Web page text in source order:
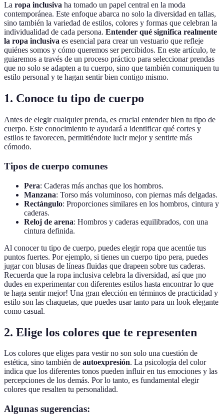
La ropa inclusiva ha tomado un papel central en la moda
contemporánea. Este enfoque abarca no solo la diversidad en tallas,
sino también la variedad de estilos, colores y formas que celebran la
individualidad de cada persona. Entender qué significa realmente
la ropa inclusiva es esencial para crear un vestuario que refleje
quiénes somos y cómo queremos ser percibidos. En este artículo, te
guiaremos a través de un proceso práctico para seleccionar prendas
que no solo se adapten a tu cuerpo, sino que también comuniquen tu
estilo personal y te hagan sentir bien contigo mismo.
1. Conoce tu tipo de cuerpo
Antes de elegir cualquier prenda, es crucial entender bien tu tipo de
cuerpo. Este conocimiento te ayudará a identificar qué cortes y
estilos te favorecen, permitiéndote lucir mejor y sentirte más
cómodo.
Tipos de cuerpo comunes
Pera: Caderas más anchas que los hombros.
Manzana: Torso más voluminoso, con piernas más delgadas.
Rectángulo: Proporciones similares en los hombros, cintura y
caderas.
Reloj de arena: Hombros y caderas equilibrados, con una
cintura definida.
Al conocer tu tipo de cuerpo, puedes elegir ropa que acentúe tus
puntos fuertes. Por ejemplo, si tienes un cuerpo tipo pera, puedes
jugar con blusas de líneas fluidas que drapeen sobre tus caderas.
Recuerda que la ropa inclusiva celebra la diversidad, así que ¡no
dudes en experimentar con diferentes estilos hasta encontrar lo que
te haga sentir mejor! Una gran elección en términos de practicidad y
estilo son las chaquetas, que puedes usar tanto para un look elegante
como casual.
2. Elige los colores que te representen
Los colores que eliges para vestir no son solo una cuestión de
estética, sino también de autoexpresión. La psicología del color
indica que los diferentes tonos pueden influir en tus emociones y las
percepciones de los demás. Por lo tanto, es fundamental elegir
colores que resalten tu personalidad.
Algunas sugerencias: